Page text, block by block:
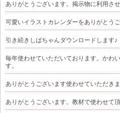
ありがとうございます。掲示物に利用さ
可愛いイラストカレンダーをありがとうご
引き続きしばちゃんダウンロードします♪
毎年使わせていただいております。かわ
す。
ありがとうございます使わせていただき
ありがとうございます。教材で使わせて